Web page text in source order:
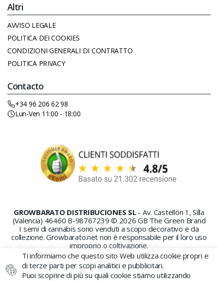
Altri
AVVISO LEGALE
POLITICA DEI COOKIES
CONDIZIONI GENERALI DI CONTRATTO
POLITICA PRIVACY
Contacto
+34 96 206 62 98
Lun-Ven 11:00 - 18:00
GROWBARATO DISTRIBUCIONES SL - Av. Castellón 1, Silla
(Valencia) 46460 B-98767239 © 2026 GB The Green Brand
I semi di cannabis sono venduti a scopo decorativo e da
collezione. Growbarato.net non è responsabile per il loro uso
improprio o coltivazione.
Ti informiamo che questo sito Web utilizza cookie propri e
di terze parti per scopi analitici e pubblicitari.
Puoi scoprire di più su quali cookie stiamo utilizzando